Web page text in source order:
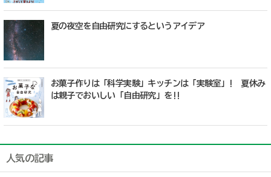
夏の夜空を自由研究にするというアイデア
お菓子作りは「科学実験」キッチンは「実験室」! 夏休み
は親子でおいしい「自由研究」を!!
人気の記事